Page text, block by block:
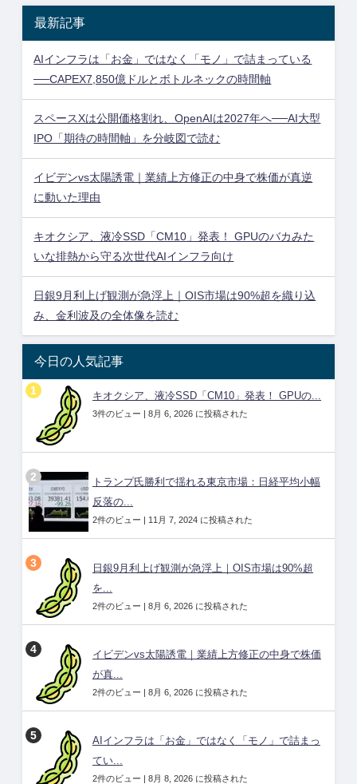
最新記事
AIインフラは「お金」ではなく「モノ」で詰まっている
──CAPEX7,850億ドルとボトルネックの時間軸
スペースXは公開価格割れ、OpenAIは2027年へ──AI大型
IPO「期待の時間軸」を分岐図で読む
イビデンvs太陽誘電｜業績上方修正の中身で株価が真逆
に動いた理由
キオクシア、液冷SSD「CM10」発表！ GPUのバカみた
いな排熱から守る次世代AIインフラ向け
日銀9月利上げ観測が急浮上｜OIS市場は90%超を織り込
み、金利波及の全体像を読む
今日の人気記事
キオクシア、液冷SSD「CM10」発表！ GPUの...
3件のビュー | 8月 6, 2026 に投稿された
トランプ氏勝利で揺れる東京市場：日経平均小幅
反落の...
2件のビュー | 11月 7, 2024 に投稿された
日銀9月利上げ観測が急浮上｜OIS市場は90%超
を...
2件のビュー | 8月 6, 2026 に投稿された
イビデンvs太陽誘電｜業績上方修正の中身で株価
が真...
2件のビュー | 8月 6, 2026 に投稿された
AIインフラは「お金」ではなく「モノ」で詰まっ
てい...
2件のビュー | 8月 8, 2026 に投稿された